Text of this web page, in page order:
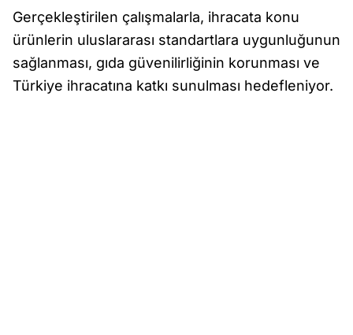
Gerçekleştirilen çalışmalarla, ihracata konu
ürünlerin uluslararası standartlara uygunluğunun
sağlanması, gıda güvenilirliğinin korunması ve
Türkiye ihracatına katkı sunulması hedefleniyor.